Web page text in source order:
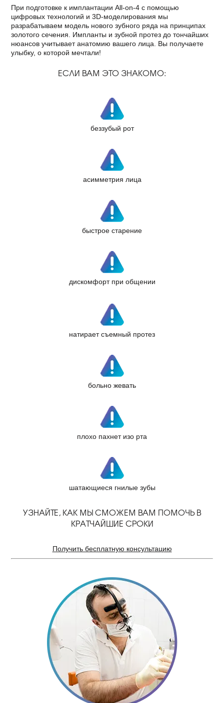
При подготовке к имплантации All-on-4 с помощью
цифровых технологий и 3D-моделирования мы
разрабатываем модель нового зубного ряда на принципах
золотого сечения. Импланты и зубной протез до тончайших
нюансов учитывает анатомию вашего лица. Вы получаете
улыбку, о которой мечтали!
ЕСЛИ ВАМ ЭТО ЗНАКОМО:
беззубый рот
асимметрия лица
быстрое старение
дискомфорт при общении
натирает съемный протез
больно жевать
плохо пахнет изо рта
шатающиеся гнилые зубы
УЗНАЙТЕ, КАК МЫ СМОЖЕМ ВАМ ПОМОЧЬ В
КРАТЧАЙШИЕ СРОКИ
Получить бесплатную консультацию